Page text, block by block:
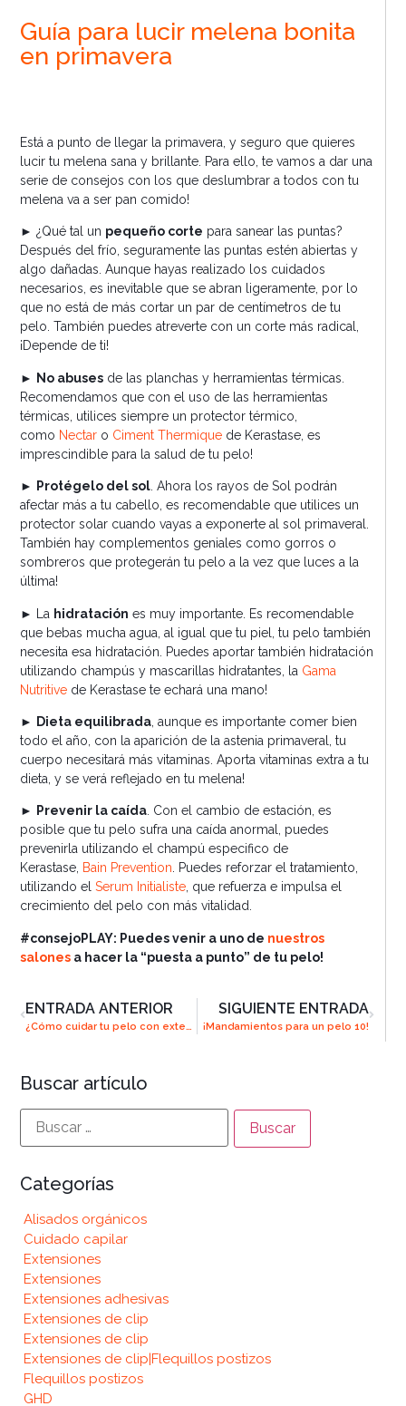
Guía para lucir melena bonita
en primavera
Está a punto de llegar la primavera, y seguro que quieres
lucir tu melena sana y brillante. Para ello, te vamos a dar una
serie de consejos con los que deslumbrar a todos con tu
melena va a ser pan comido!
► ¿Qué tal un pequeño corte para sanear las puntas?
Después del frío, seguramente las puntas estén abiertas y
algo dañadas. Aunque hayas realizado los cuidados
necesarios, es inevitable que se abran ligeramente, por lo
que no está de más cortar un par de centímetros de tu
pelo. También puedes atreverte con un corte más radical,
¡Depende de ti!
► No abuses de las planchas y herramientas térmicas.
Recomendamos que con el uso de las herramientas
térmicas, utilices siempre un protector térmico,
como Nectar o Ciment Thermique de Kerastase, es
imprescindible para la salud de tu pelo!
► Protégelo del sol . Ahora los rayos de Sol podrán
afectar más a tu cabello, es recomendable que utilices un
protector solar cuando vayas a exponerte al sol primaveral.
También hay complementos geniales como gorros o
sombreros que protegerán tu pelo a la vez que luces a la
última!
► La hidratación es muy importante. Es recomendable
que bebas mucha agua, al igual que tu piel, tu pelo también
necesita esa hidratación. Puedes aportar también hidratación
utilizando champús y mascarillas hidratantes, la Gama
Nutritive de Kerastase te echará una mano!
► Dieta equilibrada , aunque es importante comer bien
todo el año, con la aparición de la astenia primaveral, tu
cuerpo necesitará más vitaminas. Aporta vitaminas extra a tu
dieta, y se verá reflejado en tu melena!
► Prevenir la caída. Con el cambio de estación, es
posible que tu pelo sufra una caída anormal, puedes
prevenirla utilizando el champú especifico de
Kerastase, Bain Prevention. Puedes reforzar el tratamiento,
utilizando elSerum Initialiste, que refuerza e impulsa el
crecimiento del pelo con más vitalidad.
#consejoPLAY: Puedes venir a uno de nuestros
salones a hacer la “puesta a punto” de tu pelo!
ENTRADA ANTERIOR
¿Cómo cuidar tu pelo con extensiones?
SIGUIENTE ENTRADA
¡Mandamientos para un pelo 10!
Buscar artículo
Categorías
Alisados orgánicos
Cuidado capilar
Extensiones
Extensiones
Extensiones adhesivas
Extensiones de clip
Extensiones de clip
Extensiones de clip|Flequillos postizos
Flequillos postizos
GHD